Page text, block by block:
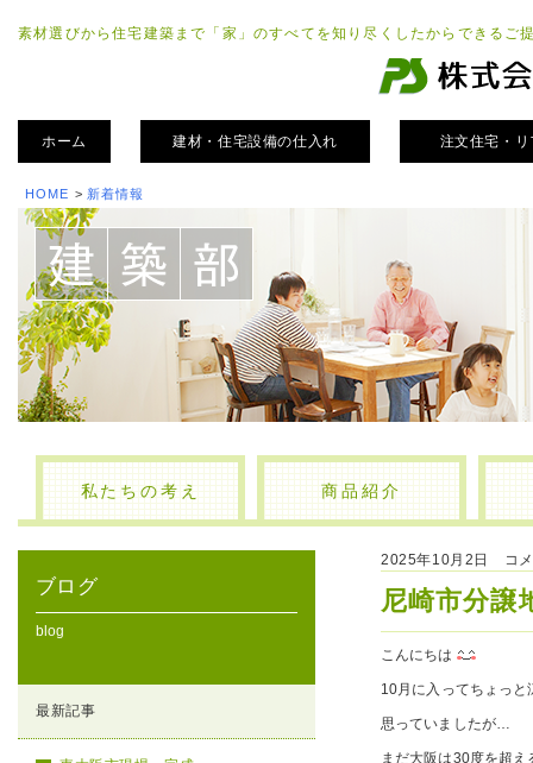
素材選びから住宅建築まで「家」のすべてを知り尽くしたからできるご
ホーム 建材・住宅設備の仕入れ 注文住宅・
HOME > 新着情報
私たちの考え 商品紹介
ブログ
blog
最新記事
2025年10月2日 コ
尼崎市分譲
こんにちは
10月に入ってちょっと
思っていましたが…
まだ大阪は30度を超